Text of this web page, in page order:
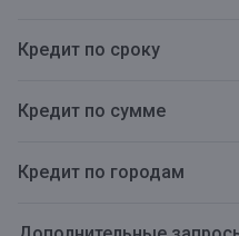
Кредит по сроку
Кредит по сумме
Кредит по городам